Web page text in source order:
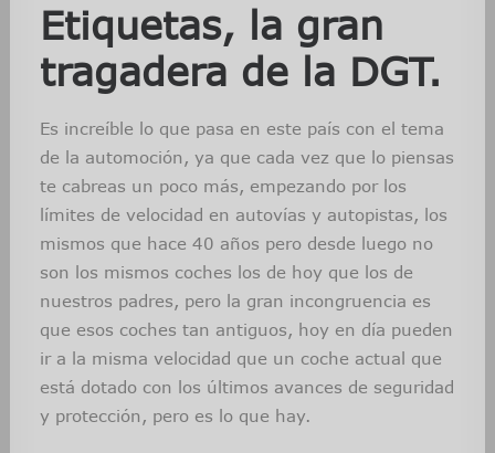
Etiquetas, la gran
tragadera de la DGT.
Es increíble lo que pasa en este país con el tema
de la automoción, ya que cada vez que lo piensas
te cabreas un poco más, empezando por los
límites de velocidad en autovías y autopistas, los
mismos que hace 40 años pero desde luego no
son los mismos coches los de hoy que los de
nuestros padres, pero la gran incongruencia es
que esos coches tan antiguos, hoy en día pueden
ir a la misma velocidad que un coche actual que
está dotado con los últimos avances de seguridad
y protección, pero es lo que hay.